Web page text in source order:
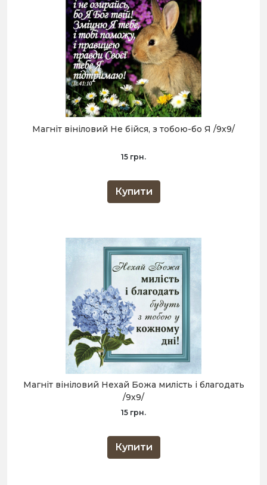
Магніт вініловий Не бійся, з тобою-бо Я /9х9/
15 грн.
Купити
Магніт вініловий Нехай Божа милість і благодать
/9х9/
15 грн.
Купити